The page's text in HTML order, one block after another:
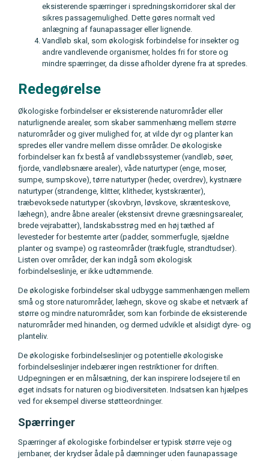
eksisterende spærringer i spredningskorridorer skal der
sikres passagemulighed. Dette gøres normalt ved
anlægning af faunapassager eller lignende.
Vandløb skal, som økologisk forbindelse for insekter og
andre vandlevende organismer, holdes fri for store og
mindre spærringer, da disse afholder dyrene fra at spredes.
Redegørelse
Økologiske forbindelser er eksisterende naturområder eller
naturlignende arealer, som skaber sammenhæng mellem større
naturområder og giver mulighed for, at vilde dyr og planter kan
spredes eller vandre mellem disse områder. De økologiske
forbindelser kan fx bestå af vandløbssystemer (vandløb, søer,
fjorde, vandløbsnære arealer), våde naturtyper (enge, moser,
sumpe, sumpskove), tørre naturtyper (heder, overdrev), kystnære
naturtyper (strandenge, klitter, klitheder, kystskrænter),
træbevoksede naturtyper (skovbryn, løvskove, skrænteskove,
læhegn), andre åbne arealer (ekstensivt drevne græsningsarealer,
brede vejrabatter), landskabsstrøg med en høj tæthed af
levesteder for bestemte arter (padder, sommerfugle, sjældne
planter og svampe) og rasteområder (trækfugle, strandtudser).
Listen over områder, der kan indgå som økologisk
forbindelseslinje, er ikke udtømmende.
De økologiske forbindelser skal udbygge sammenhængen mellem
små og store naturområder, læhegn, skove og skabe et netværk af
større og mindre naturområder, som kan forbinde de eksisterende
naturområder med hinanden, og dermed udvikle et alsidigt dyre- og
planteliv.
De økologiske forbindelseslinjer og potentielle økologiske
forbindelseslinjer indebærer ingen restriktioner for driften.
Udpegningen er en målsætning, der kan inspirere lodsejere til en
øget indsats for naturen og biodiversiteten. Indsatsen kan hjælpes
ved for eksempel diverse støtteordninger.
Spærringer
Spærringer af økologiske forbindelser er typisk større veje og
jernbaner, der krydser ådale på dæmninger uden faunapassage